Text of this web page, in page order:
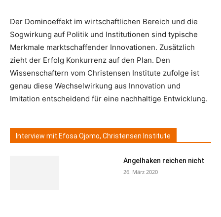
Der Dominoeffekt im wirtschaftlichen Bereich und die
Sogwirkung auf Politik und Institutionen sind typische
Merkmale marktschaffender Innovationen. Zusätzlich
zieht der Erfolg Konkurrenz auf den Plan. Den
Wissenschaftern vom Christensen Institute zufolge ist
genau diese Wechselwirkung aus Innovation und
Imitation entscheidend für eine nachhaltige Entwicklung.
Interview mit Efosa Ojomo, Christensen Institute
Angelhaken reichen nicht
26. März 2020